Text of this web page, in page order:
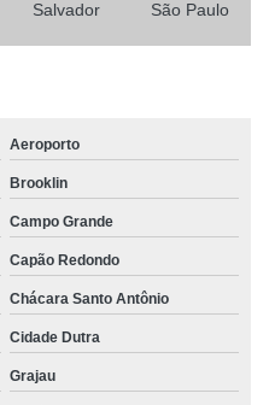
Salvador São Paulo
Aeroporto
Brooklin
Campo Grande
Capão Redondo
Chácara Santo Antônio
Cidade Dutra
Grajau